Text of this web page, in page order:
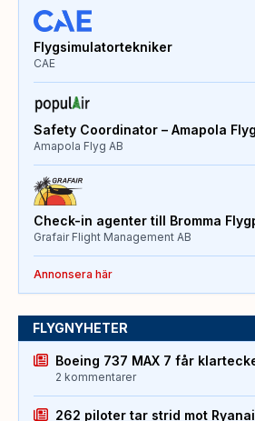
Flygsimulatortekniker
CAE
Safety Coordinator – Amapola
Amapola Flyg AB
Check-in agenter till Bromma
Grafair Flight Management AB
Annonsera här
FLYGNYHETER
Boeing 737 MAX 7 får
2 kommentarer
262 piloter tar strid mot